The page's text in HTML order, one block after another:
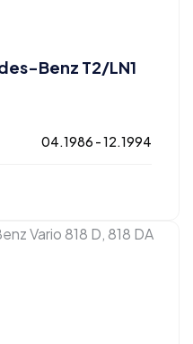
Benz T2/LN1
04.1986 - 12.1994